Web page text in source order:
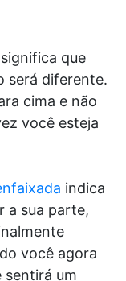
significa que
será diferente.
cima e não
você esteja
indica
a sua parte,
você agora
sentirá um